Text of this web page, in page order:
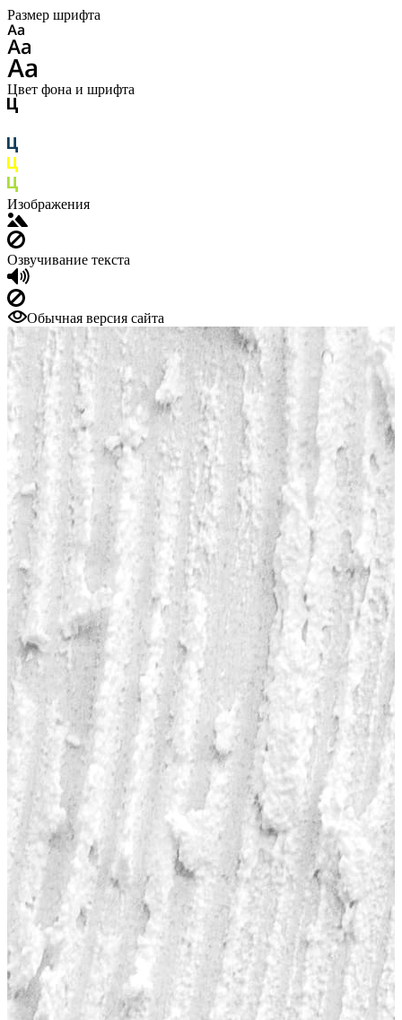
Размер шрифта
Цвет фона и шрифта
Изображения
Озвучивание текста
Обычная версия сайта